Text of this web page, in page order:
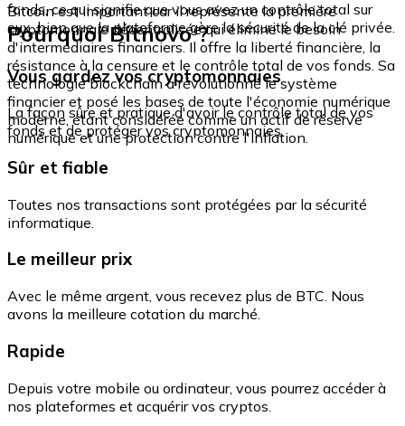
fonds, ce qui signifie que vous avez un contrôle total sur
eux, bien que la plateforme gère la sécurité de la clé privée.
Bitcoin est important car il représente la première
cryptomonnaie décentralisée qui élimine le besoin
d'intermédiaires financiers. Il offre la liberté financière, la
résistance à la censure et le contrôle total de vos fonds. Sa
technologie blockchain a révolutionné le système
financier et posé les bases de toute l'économie numérique
moderne, étant considérée comme un actif de réserve
numérique et une protection contre l'inflation.
Pourquoi Bitnovo ?
Vous gardez vos cryptomonnaies
La façon sûre et pratique d'avoir le contrôle total de vos
fonds et de protéger vos cryptomonnaies.
Sûr et fiable
Toutes nos transactions sont protégées par la sécurité
informatique.
Le meilleur prix
Avec le même argent, vous recevez plus de BTC. Nous
avons la meilleure cotation du marché.
Rapide
Depuis votre mobile ou ordinateur, vous pourrez accéder à
nos plateformes et acquérir vos cryptos.